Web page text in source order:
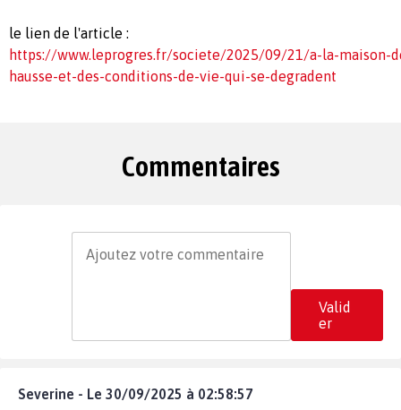
le lien de l'article :
https://www.leprogres.fr/societe/2025/09/21/a-la-maison-
hausse-et-des-conditions-de-vie-qui-se-degradent
Commentaires
Valid
er
Severine - Le 30/09/2025 à 02:58:57